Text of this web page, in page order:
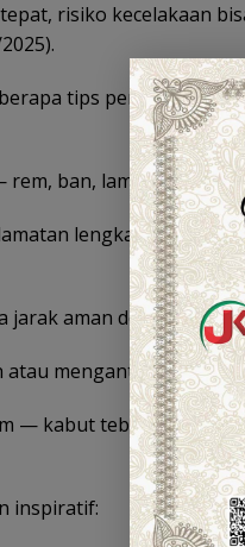
risiko kecelakaan
tips penting agar
ban, lampu, dan
lengkap — helm
jarak aman dengan
atau mengantuk.
— kabut tebal, angin
inspiratif: